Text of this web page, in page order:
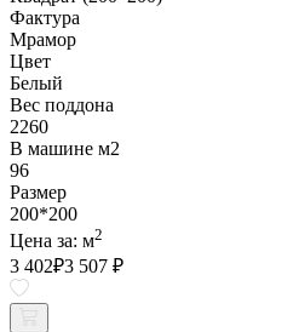
Фактура
Мрамор
Цвет
Белый
Вес поддона
2260
В машине м2
96
Размер
200*200
Цена за: м2
3 402₽3 507 ₽